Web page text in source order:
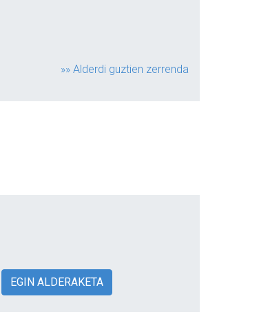
»» Alderdi guztien zerrenda
EGIN ALDERAKETA